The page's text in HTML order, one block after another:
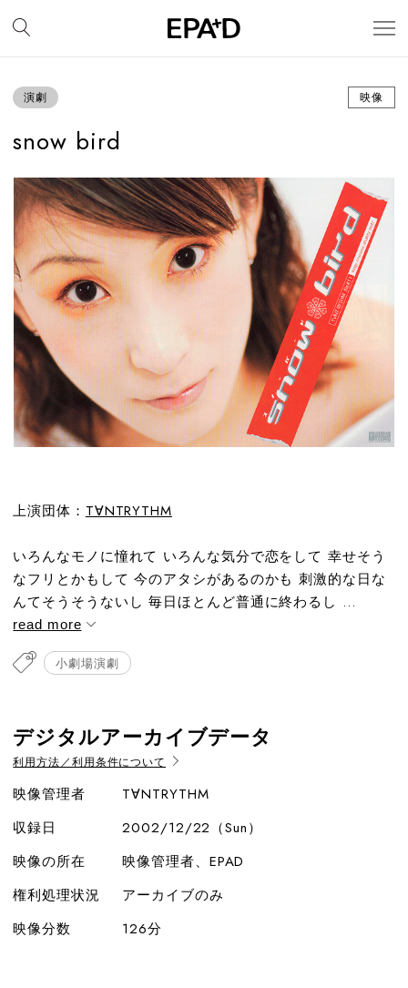
演劇 映像
snow bird
上演団体： T∀NTRYTHM
いろんなモノに憧れて いろんな気分で恋をして 幸せそう
なフリとかもして 今のアタシがあるのかも 刺激的な日な
んてそうそうないし 毎日ほとんど普通に終わるし ...
read more
小劇場演劇
デジタルアーカイブデータ
利用方法／利用条件について
映像管理者
T∀NTRYTHM
収録日
2002/12/22（Sun）
映像の所在
映像管理者、EPAD
権利処理状況
アーカイブのみ
映像分数
126分